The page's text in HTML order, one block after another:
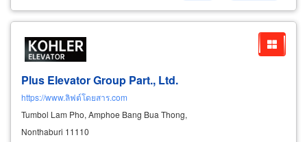
Plus Elevator Group Part., Ltd.
https://www.ลิฟต์โดยสาร.com
Tumbol Lam Pho, Amphoe Bang Bua Thong,
Nonthaburi 11110